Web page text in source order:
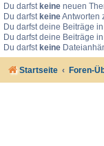
Du darfst keine neuen
Du darfst keineAntworten
Du darfst deine Beiträge
Du darfst deine Beiträge
Du darfst keine
Startseite Foren-